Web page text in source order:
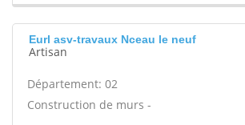
Eurl asv-travaux Nceau le neuf
Artisan
Département: 02
Construction de murs -